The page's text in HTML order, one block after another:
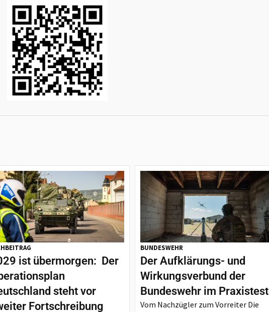
ist übermorgen: Der
steht vor
Fortschreibung
BUNDESWEHR
Der Aufklärungs- und
Wirkungsverbund der
Bundeswehr im Praxistest
Vom Nachzügler zum Vorreiter Die